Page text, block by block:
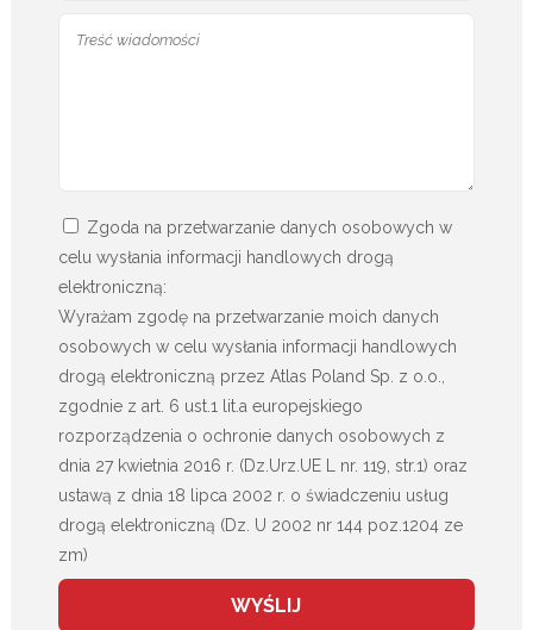
Zgoda na przetwarzanie danych osobowych w
celu wysłania informacji handlowych drogą
elektroniczną:
Wyrażam zgodę na przetwarzanie moich danych
osobowych w celu wysłania informacji handlowych
drogą elektroniczną przez Atlas Poland Sp. z o.o.,
zgodnie z art. 6 ust.1 lit.a europejskiego
rozporządzenia o ochronie danych osobowych z
dnia 27 kwietnia 2016 r. (Dz.Urz.UE L nr. 119, str.1) oraz
ustawą z dnia 18 lipca 2002 r. o świadczeniu usług
drogą elektroniczną (Dz. U 2002 nr 144 poz.1204 ze
zm)